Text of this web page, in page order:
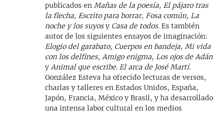
publicados en Mañas de la poesía, El pájaro tras
la flecha, Escrito para borrar, Fosa común, La
noche y los suyosy Casa de todos. Es también
autor de los siguientes ensayos de imaginación:
Elogio del garabato, Cuerpos en bandeja, Mi vida
con los delfines, Amigo enigma, Los ojos de Adán
y Animal que escribe. El arca de José Martí.
González Esteva ha ofrecido lecturas de versos,
charlas y talleres en Estados Unidos, España,
Japón, Francia, México y Brasil, y ha desarrollado
una intensa labor cultural en los medios